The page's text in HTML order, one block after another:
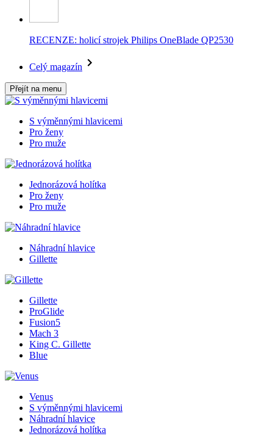
RECENZE: holicí strojek Philips OneBlade QP2530
Celý magazín
Přejít na menu
S výměnnými hlavicemi
Pro ženy
Pro muže
Jednorázová holítka
Pro ženy
Pro muže
Náhradní hlavice
Gillette
Gillette
ProGlide
Fusion5
Mach 3
King C. Gillette
Blue
Venus
S výměnnými hlavicemi
Náhradní hlavice
Jednorázová holítka